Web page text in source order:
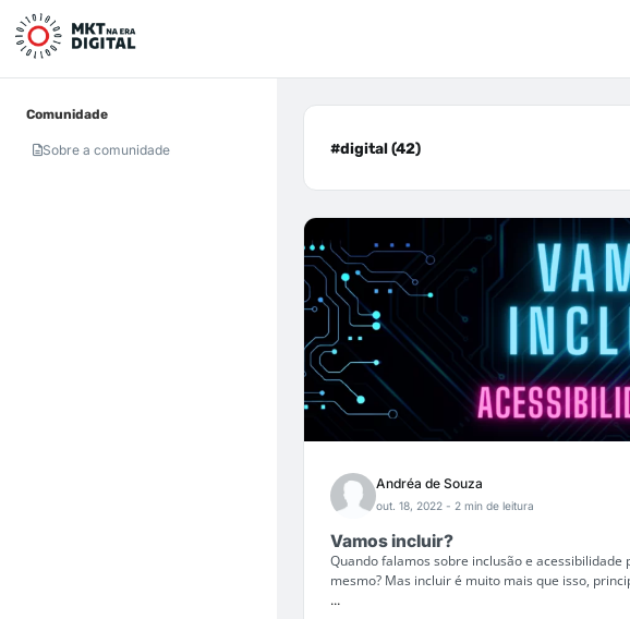
Comunidade
Sobre a comunidade #digital (42)
Andréa de Souza
out. 18, 2022 - 2 min de leitura
Vamos incluir?
Quando falamos sobre inclusão e
mesmo? Mas incluir é muito mais que isso,
...